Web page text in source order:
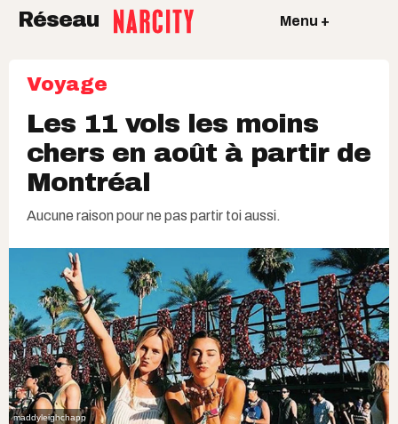
Réseau Menu +
Voyage
Les 11 vols les moins
chers en août à partir de
Montréal
Aucune raison pour ne pas partir toi aussi.
maddyleighchapp